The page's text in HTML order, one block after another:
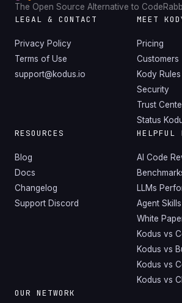
The Open Source Alternative to
LEGAL & CONTACT
Privacy Policy
Terms of Use
support@kodus.io
MEET
Pricing
Customers
Kody Rules
Security
Trust
Status
RESOURCES
Blog
Docs
Changelog
Support Discord
HELPFUL
AI Code
LLMs
Agent
White
Kodus vs
Kodus vs
Kodus vs
Kodus vs
OUR NETWORK